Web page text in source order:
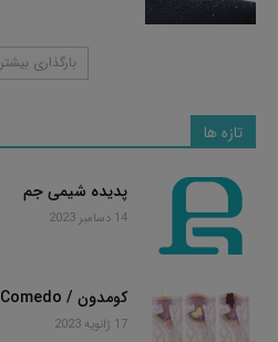
بارگذاری بیشتر
تازه ها
پدیده شیمی جم
14 دسامبر 2023
کومدون / Comedo
17 ژانویه 2023